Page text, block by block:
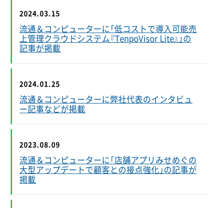
2024.03.15
流通＆コンピューターに「低コストで導入可能売
上管理クラウドシステム『TenpoVisor Lite』」の
記事が掲載
2024.01.25
流通＆コンピューターに弊社代表のインタビュ
ー記事などが掲載
2023.08.09
流通＆コンピューターに「店舗アプリみせめぐの
大型アップデートで顧客との接点強化」の記事が
掲載